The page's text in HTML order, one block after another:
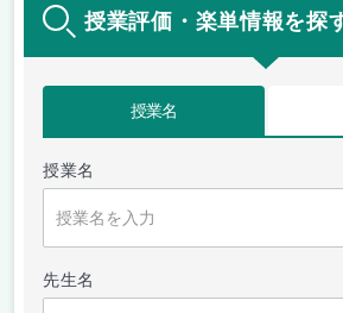
授業評価・楽単情報を探
授業名
授業名
先生名